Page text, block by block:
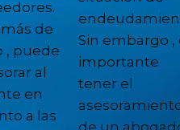
de
, puede
al
en
a las
Sin embargo ,
importante
tener el
de un